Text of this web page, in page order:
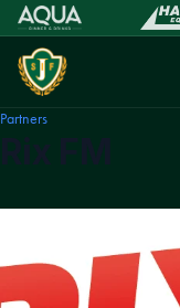
Partners